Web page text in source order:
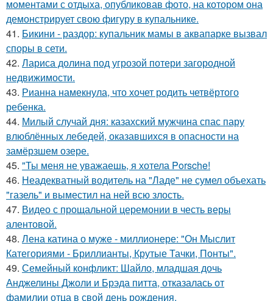
моментами с отдыха, опубликовав фото, на котором она
демонстрирует свою фигуру в купальнике.
41. Бикини - раздор: купальник мамы в аквапарке вызвал
споры в сети.
42. Лариса долина под угрозой потери загородной
недвижимости.
43. Рианна намекнула, что хочет родить четвёртого
ребенка.
44. Милый случай дня: казахский мужчина спас пару
влюблённых лебедей, оказавшихся в опасности на
замёрзшем озере.
45. "Ты меня не уважаешь, я хотела Porsche!
46. Неадекватный водитель на "Ладе" не сумел объехать
"газель" и выместил на ней всю злость.
47. Видео с прощальной церемонии в честь веры
алентовой.
48. Лена катина о муже - миллионере: "Он Мыслит
Категориями - Бриллианты, Крутые Тачки, Понты".
49. Семейный конфликт: Шайло, младшая дочь
Анджелины Джоли и Брэда питта, отказалась от
фамилии отца в свой день рождения.